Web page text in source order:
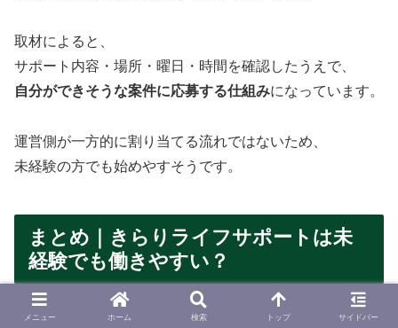
取材によると、
サポート内容・場所・曜日・時間を確認したうえで、
自分ができそうな案件に応募する仕組みになっています。
運営側が一方的に割り当てる流れではないため、
未経験の方でも始めやすそうです。
まとめ｜きらりライフサポートは未
経験でも働きやすい？
きらりライフサポートは、未経験でも始めやすい仕組みが
メニュー ホーム 検索 トップ サイドバー